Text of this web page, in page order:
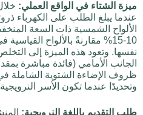
ميزة الشتاء في الواقع العملي:
عندما يبلغ الطلب على الكهرباء
الألواح الشمسية ذات السعة
10-15% مقارنةً بالألواح
نفسها. وتعود هذه الميزة إلى
ظروف الإضاءة الشتوية الشاملة
وتحديدًا عندما تكون الأسر
طلب التقديم باللغة النرويجية: